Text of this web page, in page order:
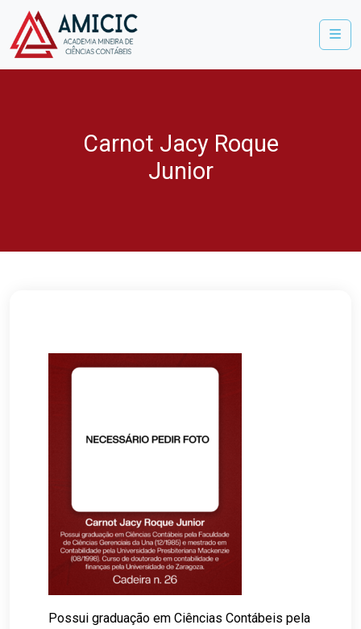
Carnot Jacy Roque
Junior
Possui graduação em Ciências Contábeis pela